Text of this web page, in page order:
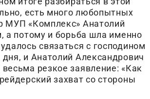
есть много любопытных
МУП «Комплекс» Анатолий
а потому и борьба шла именно
связаться с господином
и Анатолий Александрович
резкое заявление: «Как
захват со стороны